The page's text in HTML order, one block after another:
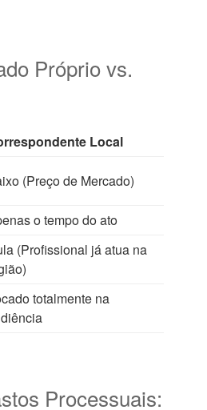
Próprio vs.
Local
(Preço de Mercado)
o tempo do ato
(Profissional já atua na
totalmente na
Processuais: